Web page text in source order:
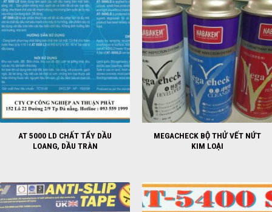
AT 5000 LD CHẤT TẨY DẦU
LOANG, DẦU TRÀN
MEGACHECK BỘ THỬ VẾT NỨT
KIM LOẠI